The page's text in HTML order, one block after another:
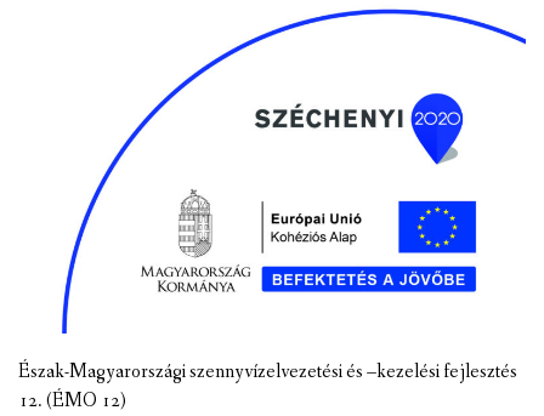
Észak-Magyarországi szennyvízelvezetési és –kezelési fejlesztés
12. (ÉMO 12)